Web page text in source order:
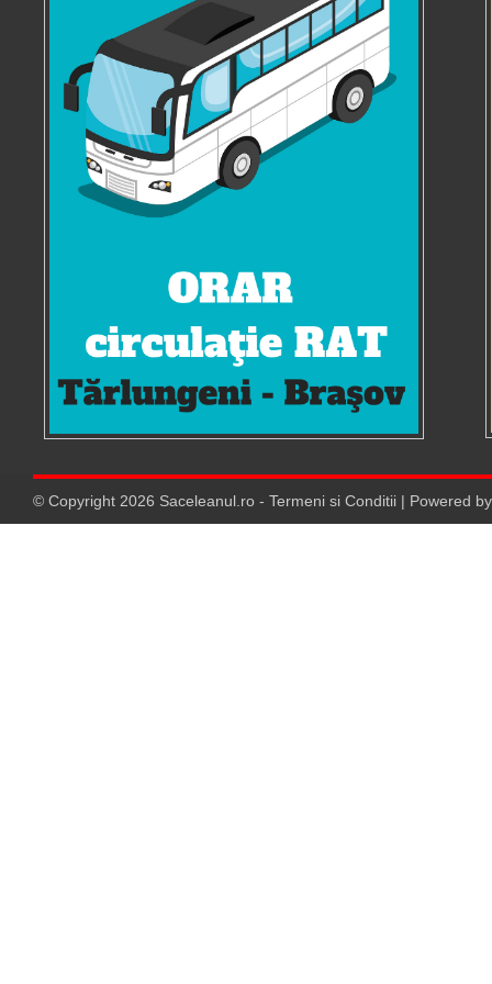
© Copyright 2026 Saceleanul.ro - Termeni si Conditii | Powered